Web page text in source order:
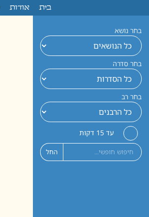
בית אודות
בחר נושא
בחר סדרה
בחר רב
עד 15 דקות
החל